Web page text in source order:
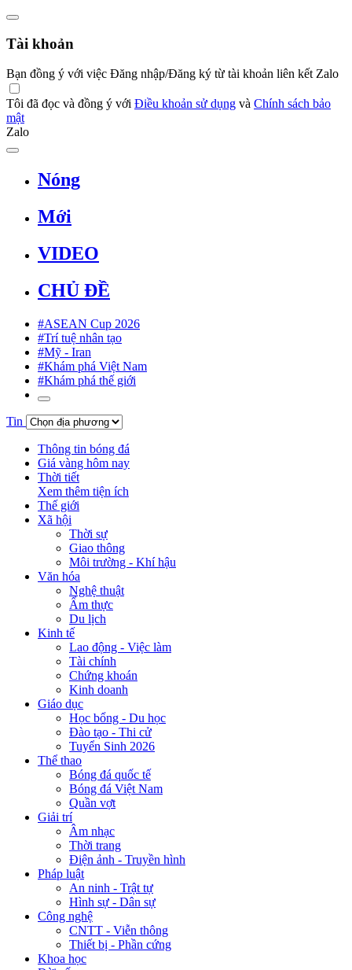
Tài khoản
Bạn đồng ý với việc Đăng nhập/Đăng ký từ tài khoản liên kết Zalo
Tôi đã đọc và đồng ý với Điều khoản sử dụng và Chính sách bảo
mật
Zalo
Nóng
Mới
VIDEO
CHỦ ĐỀ
#ASEAN Cup 2026
#Trí tuệ nhân tạo
#Mỹ - Iran
#Khám phá Việt Nam
#Khám phá thế giới
Tin
Thông tin bóng đá
Giá vàng hôm nay
Thời tiết
Xem thêm tiện ích
Thế giới
Xã hội
Thời sự
Giao thông
Môi trường - Khí hậu
Văn hóa
Nghệ thuật
Ẩm thực
Du lịch
Kinh tế
Lao động - Việc làm
Tài chính
Chứng khoán
Kinh doanh
Giáo dục
Học bổng - Du học
Đào tạo - Thi cử
Tuyển Sinh 2026
Thể thao
Bóng đá quốc tế
Bóng đá Việt Nam
Quần vợt
Giải trí
Âm nhạc
Thời trang
Điện ảnh - Truyền hình
Pháp luật
An ninh - Trật tự
Hình sự - Dân sự
Công nghệ
CNTT - Viễn thông
Thiết bị - Phần cứng
Khoa học